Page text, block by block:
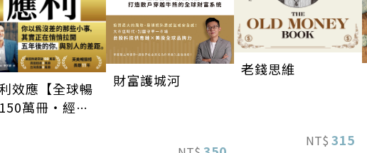
效應【全球暢
萬冊・經典
財富護城河
老錢思維
NT$ 315